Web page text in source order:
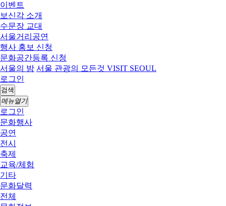
이벤트
보신각 소개
수문장 교대
서울거리공연
행사 홍보 신청
문화공간등록 신청
서울의 밤 서울 관광의 모든것 VISIT SEOUL
로그인
검색
메뉴열기
로그인
문화행사
공연
전시
축제
교육/체험
기타
문화달력
전체